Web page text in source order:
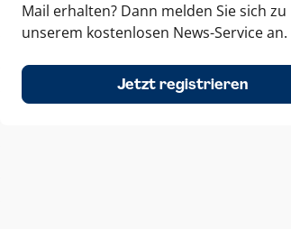
Mail erhalten? Dann melden Sie sich zu
unserem kostenlosen News-Service an.
Jetzt registrieren